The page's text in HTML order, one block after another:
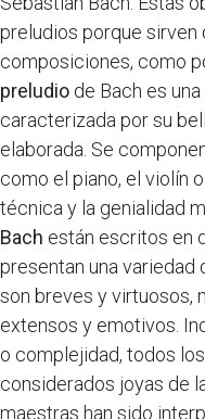
preludios porque
composiciones, como
preludio de Bach es
caracterizada por su
elaborada. Se
como el piano, el violín
técnica y la genialidad
Bach están escritos en
presentan una variedad
son breves y virtuosos,
extensos y emotivos.
o complejidad, todos
considerados joyas de
maestras han sido